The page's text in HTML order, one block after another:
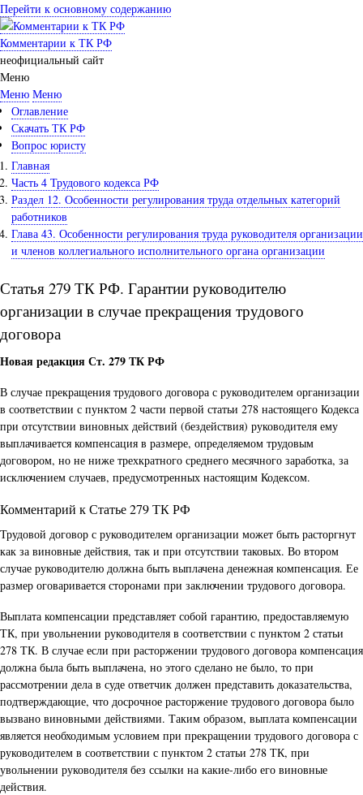
Перейти к основному содержанию
Комментарии к ТК РФ
неофициальный сайт
Меню
Меню Меню
Оглавление
Скачать ТК РФ
Вопрос юристу
Главная
Часть 4 Трудового кодекса РФ
Раздел 12. Особенности регулирования труда отдельных категорий
работников
Глава 43. Особенности регулирования труда руководителя организации
и членов коллегиального исполнительного органа организации
Статья 279 ТК РФ. Гарантии руководителю
организации в случае прекращения трудового
договора
Новая редакция Ст. 279 ТК РФ
В случае прекращения трудового договора с руководителем организации
в соответствии с пунктом 2 части первой статьи 278 настоящего Кодекса
при отсутствии виновных действий (бездействия) руководителя ему
выплачивается компенсация в размере, определяемом трудовым
договором, но не ниже трехкратного среднего месячного заработка, за
исключением случаев, предусмотренных настоящим Кодексом.
Комментарий к Статье 279 ТК РФ
Трудовой договор с руководителем организации может быть расторгнут
как за виновные действия, так и при отсутствии таковых. Во втором
случае руководителю должна быть выплачена денежная компенсация. Ее
размер оговаривается сторонами при заключении трудового договора.
Выплата компенсации представляет собой гарантию, предоставляемую
ТК, при увольнении руководителя в соответствии с пунктом 2 статьи
278 ТК. В случае если при расторжении трудового договора компенсация
должна была быть выплачена, но этого сделано не было, то при
рассмотрении дела в суде ответчик должен представить доказательства,
подтверждающие, что досрочное расторжение трудового договора было
вызвано виновными действиями. Таким образом, выплата компенсации
является необходимым условием при прекращении трудового договора с
руководителем в соответствии с пунктом 2 статьи 278 ТК, при
увольнении руководителя без ссылки на какие-либо его виновные
действия.